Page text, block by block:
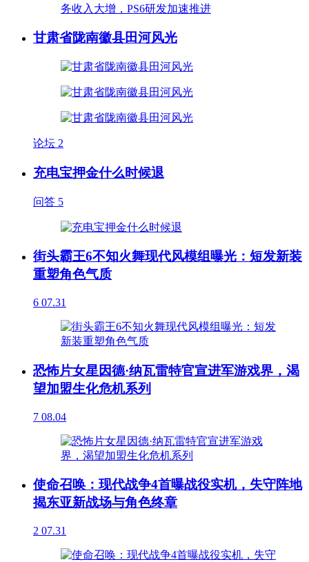
甘肃省陇南徽县田河风光
论坛 2
充电宝押金什么时候退
问答 5
街头霸王6不知火舞现代风模组曝光：短发新装
重塑角色气质
6 07.31
恐怖片女星因德·纳瓦雷特官宣进军游戏界，渴
望加盟生化危机系列
7 08.04
使命召唤：现代战争4首曝战役实机，失守阵地
揭东亚新战场与角色终章
2 07.31